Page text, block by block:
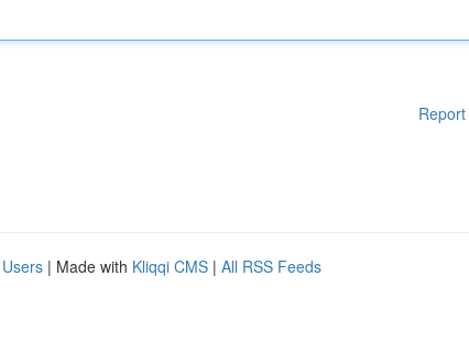
| Made with Kliqqi CMS | All RSS Feeds